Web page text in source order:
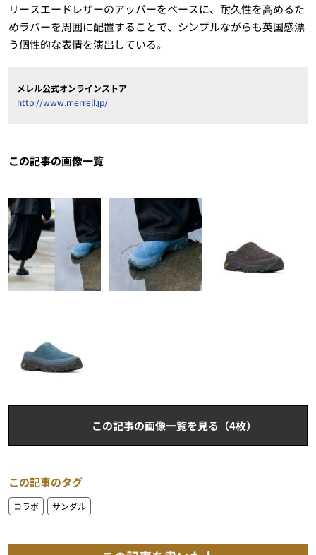
リースエードレザーのアッパーをベースに、耐久性を⾼めるた
めラバーを周囲に配置することで、シンプルながらも英国感漂
う個性的な表情を演出している。
メレル公式オンラインストア
http://www.merrell.jp/
この記事の画像一覧
この記事の画像一覧を見る（4枚）
この記事のタグ
コラボ サンダル